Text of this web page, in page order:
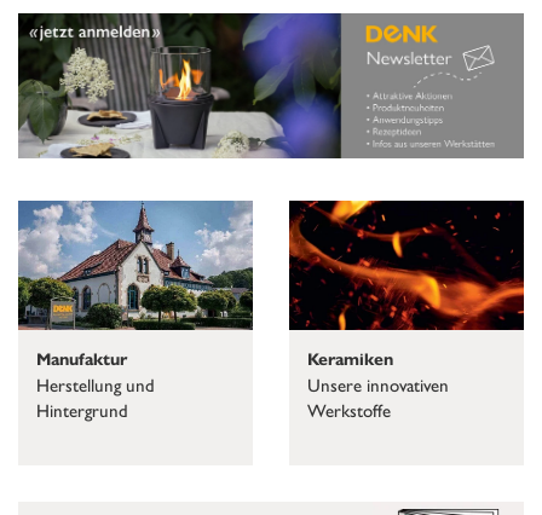
Manufaktur
Herstellung und
Hintergrund
Keramiken
Unsere innovativen
Werkstoffe